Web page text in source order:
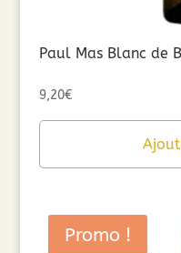
Paul Mas Blanc de
9,20€
Promo !